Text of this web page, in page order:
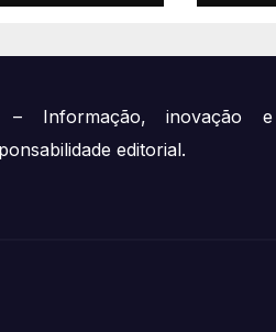
– Informação, inovação e
editorial.